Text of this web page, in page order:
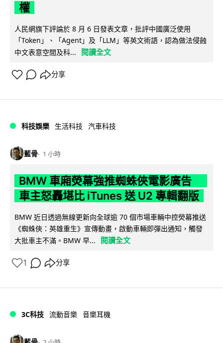
權
人民網旗下評論於 8 月 6 日發表文章，批評中國廣泛使用
「Token」、「Agent」及「LLM」等英文術語，認為做法侵蝕
中文表意空間及科...
閱讀全文
分享
科技娛樂 生活科技 汽車科技
藍骨 1 小時
BMW 車廂熒幕強推蜘蛛俠電影廣告
車主怒轟堪比 iTunes 送 U2 專輯翻版
BMW 近日透過無線更新向全球逾 70 個市場車輛中控熒幕推送
《蜘蛛俠：英雄重生》宣傳動畫，啟動車輛即彈出通知，觸發
大批車主不滿。BMW 早...
閱讀全文
1 分享
3C科技 流動音樂 音樂耳機